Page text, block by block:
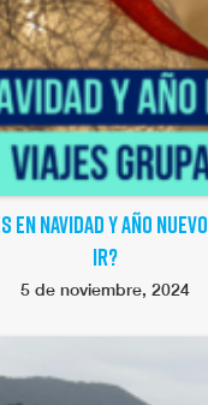
EN NAVIDAD Y AÑO
IR?
5 de noviembre, 2024